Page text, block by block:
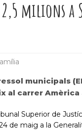
milions a
municipals
al carrer Amèrica
Superior de
de maig a la